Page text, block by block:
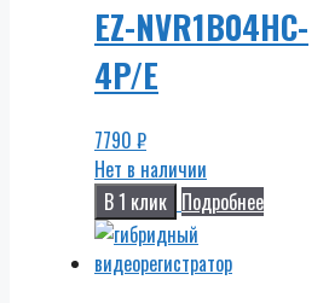
EZ-NVR1B04HC-
4P/E
7790 ₽
Нет в наличии
В 1 клик Подробнее